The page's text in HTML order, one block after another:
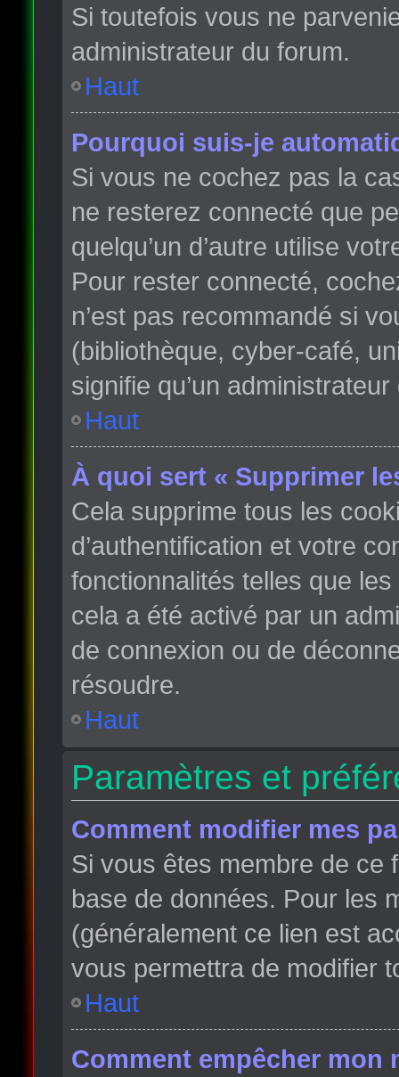
Si toutefois vous ne
administrateur du forum.
Haut
Pourquoi suis-je
Si vous ne cochez pas la
ne resterez connecté que
quelqu’un d’autre utilise
Pour rester connecté,
n’est pas recommandé si
(bibliothèque, cyber-café,
signifie qu’un
Haut
À quoi sert « Supprimer
Cela supprime tous les
d’authentification et votre
fonctionnalités telles que
cela a été activé par un
de connexion ou de
résoudre.
Haut
Paramètres et
Comment modifier mes
Si vous êtes membre de ce
base de données. Pour les
(généralement ce lien est
vous permettra de modifier
Haut
Comment empêcher mon